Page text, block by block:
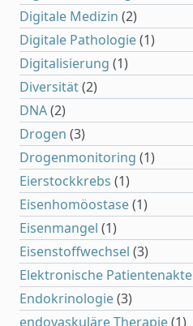
Digitale Medizin (2)
Digitale Pathologie(1)
Digitalisierung (1)
Diversität(2)
DNA(2)
Drogen (3)
Drogenmonitoring (1)
Eierstockkrebs (1)
Eisenhomöostase(1)
Eisenmangel (1)
Eisenstoffwechsel (3)
Elektronische Patientenakte
Endokrinologie(3)
endovaskuläre Therapie(1)